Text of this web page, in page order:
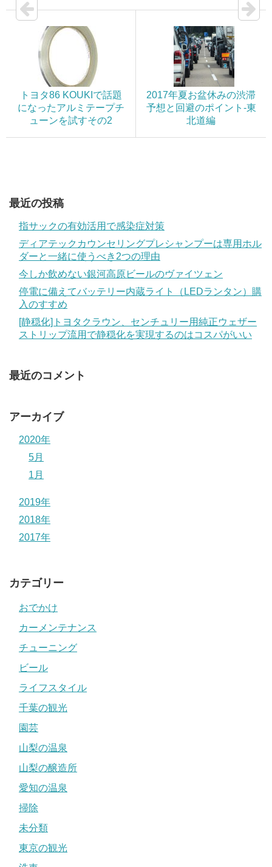
トヨタ86 KOUKIで話題
になったアルミテープチ
ューンを試すその2
2017年夏お盆休みの渋滞
予想と回避のポイント -東
北道編
最近の投稿
指サックの有効活用で感染症対策
ディアテックカウンセリングプレシャンプーは専用ホル
ダーと一緒に使うべき2つの理由
今しか飲めない銀河高原ビールのヴァイツェン
停電に備えてバッテリー内蔵ライト（LEDランタン）購
入のすすめ
[静穏化]トヨタクラウン、センチュリー用純正ウェザー
ストリップ流用で静穏化を実現するのはコスパがいい
最近のコメント
アーカイブ
2020年
5月
1月
2019年
2018年
2017年
カテゴリー
おでかけ
カーメンテナンス
チューニング
ビール
ライフスタイル
千葉の観光
園芸
山梨の温泉
山梨の醸造所
愛知の温泉
掃除
未分類
東京の観光